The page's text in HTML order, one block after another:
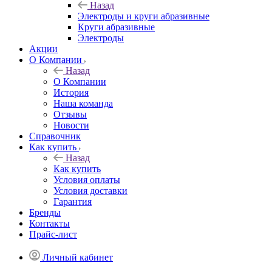
Назад
Электроды и круги абразивные
Круги абразивные
Электроды
Акции
О Компании
Назад
О Компании
История
Наша команда
Отзывы
Новости
Справочник
Как купить
Назад
Как купить
Условия оплаты
Условия доставки
Гарантия
Бренды
Контакты
Прайс-лист
Личный кабинет